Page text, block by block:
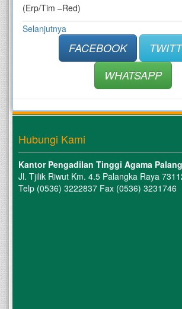
(Erp/Tim –Red)
Selanjutnya
FACEBOOK
WHATSAPP
Hubungi Kami
Kantor Pengadilan Tinggi Agama
Jl. Tjilik Riwut Km. 4.5 Palangka Raya
Telp (0536) 3222837 Fax (0536) 3231746